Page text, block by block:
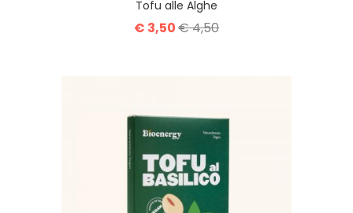
Tofu alle Alghe
€ 3,50€ 4,50